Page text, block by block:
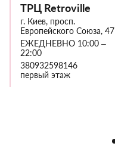
ТРЦ Retroville
г. Киев, просп.
Европейского Союза, 47
ЕЖЕДНЕВНО 10:00 –
22:00
380932598146
первый этаж